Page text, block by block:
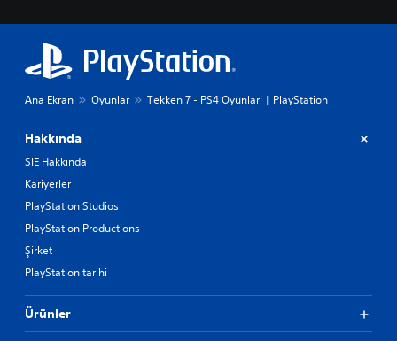
Ana Ekran Oyunlar Tekken 7 - PS4 Oyunları | PlayStation
Hakkında
SIE Hakkında
Kariyerler
PlayStation Studios
PlayStation Productions
Şirket
PlayStation tarihi
Ürünler